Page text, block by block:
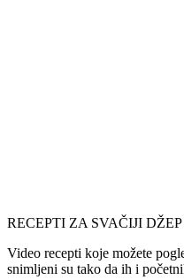
RECEPTI ZA SVAČIJI DŽEP
Video recepti koje možete
snimljeni su tako da ih i